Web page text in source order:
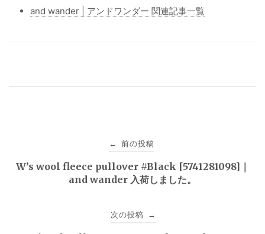
and wander | アンドワンダー 関連記事一覧
稿
← 前の投稿
W’s wool fleece pullover #Black [5741281098]｜
and wander 入荷しました。
次の投稿 →